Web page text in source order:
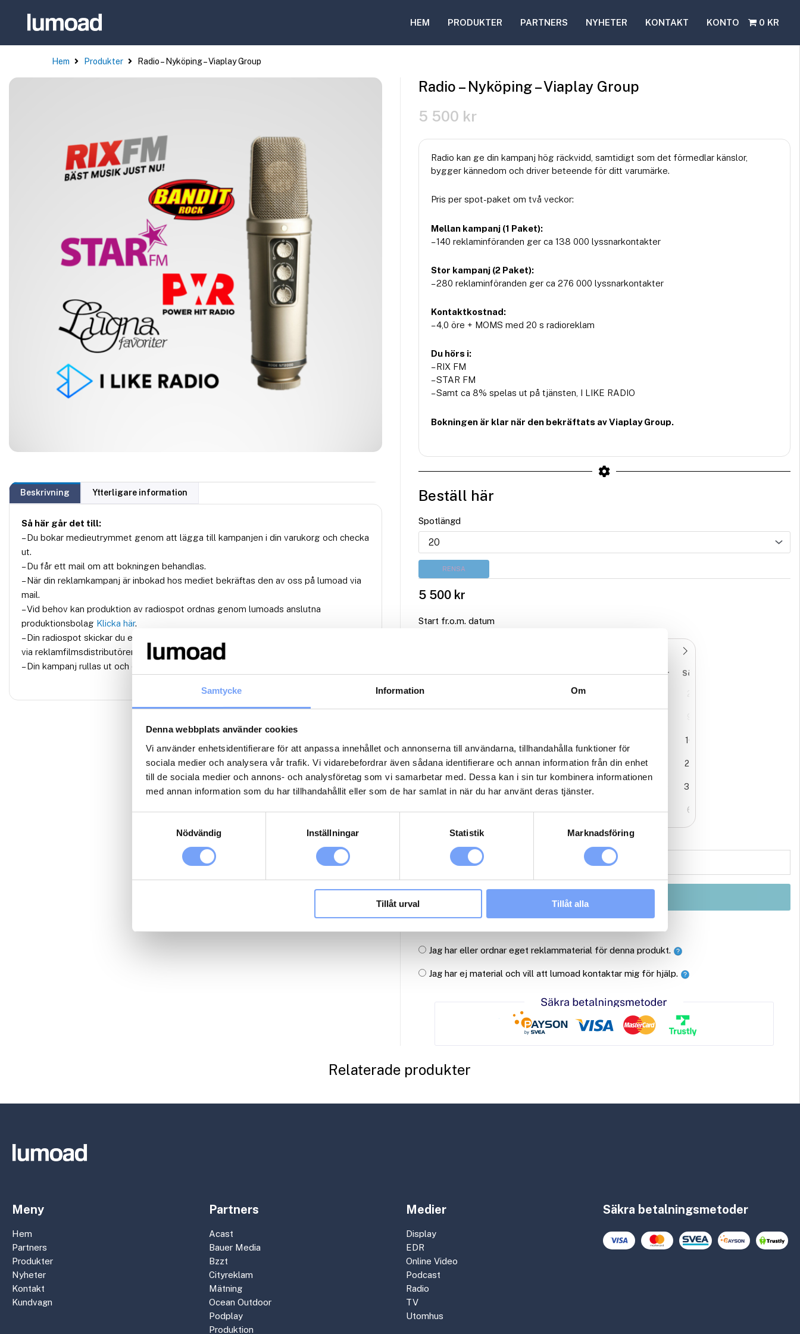
Samtycke Information Om
Denna webbplats använder cookies
Vi använder enhetsidentifierare för att anpassa innehållet och annonserna till användarna, tillhandahålla funktioner för
sociala medier och analysera vår trafik. Vi vidarebefordrar även sådana identifierare och annan information från din enhet
till de sociala medier och annons- och analysföretag som vi samarbetar med. Dessa kan i sin tur kombinera informationen
med annan information som du har tillhandahållit eller som de har samlat in när du har använt deras tjänster.
Nödvändig
Inställningar Statistik Marknadsföring
Tillåt urval Tillåt alla
HEM PRODUKTER PARTNERS NYHETER KONTAKT KONTO 0 KR
Hem Produkter Radio – Nyköping – Viaplay Group
Beskrivning Ytterligare information
Så här går det till:
– Du bokar medieutrymmet genom att lägga till kampanjen i din varukorg och checka
ut.
– Du får ett mail om att bokningen behandlas.
– När din reklamkampanj är inbokad hos mediet bekräftas den av oss på lumoad via
mail.
– Vid behov kan produktion av radiospot ordnas genom lumoads anslutna
produktionsbolag Klicka här.
– Din radiospot skickar du eller din reklambyrå/produktionsbolag till radiostationerna
via reklamfilmsdistributören
.
– Din kampanj rullas ut och din verksamhet växer.
Radio – Nyköping – Viaplay Group
5 500 kr
Radio kan ge din kampanj hög räckvidd, samtidigt som det förmedlar känslor,
bygger kännedom och driver beteende för ditt varumärke.
Pris per spot-paket om två veckor:
Mellan kampanj (1 Paket):
– 140 reklaminföranden ger ca 138 000 lyssnarkontakter
Stor kampanj (2 Paket):
– 280 reklaminföranden ger ca 276 000 lyssnarkontakter
Kontaktkostnad:
– 4,0 öre + MOMS med 20 s radioreklam
Du hörs i:
– RIX FM
– STAR FM
– Samt ca 8% spelas ut på tjänsten, I LIKE RADIO
Bokningen är klar när den bekräftats av Viaplay Group.
Beställ här
Spotlängd
RENSA
5 500 kr
Jag har eller ordnar eget reklammaterial för denna produkt.
Jag har ej material och vill att lumoad kontaktar mig för hjälp.
Start fr.o.m. datum
Mån Tis Ons Tor Fre Lör Sön
29
16
17 18 19 20 21 23
24 25 26 30
31 1 2 3 4 5 6
Relaterade produkter
Meny
Hem
Partners
Produkter
Nyheter
Kontakt
Kundvagn
Partners
Acast
Bauer Media
Bzzt
Cityreklam
Mätning
Ocean Outdoor
Podplay
Produktion
Medier
Display
EDR
Online Video
Podcast
Radio
TV
Utomhus
Säkra betalningsmetoder